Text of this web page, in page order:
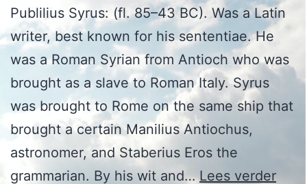
Publilius Syrus: (fl. 85–43 BC). Was a Latin
writer, best known for his sententiae. He
was a Roman Syrian from Antioch who was
brought as a slave to Roman Italy. Syrus
was brought to Rome on the same ship that
brought a certain Manilius Antiochus,
astronomer, and Staberius Eros the
grammarian. By his wit and…Lees verder